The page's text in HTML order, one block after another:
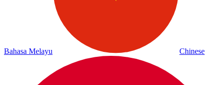
Bahasa Melayu Chinese